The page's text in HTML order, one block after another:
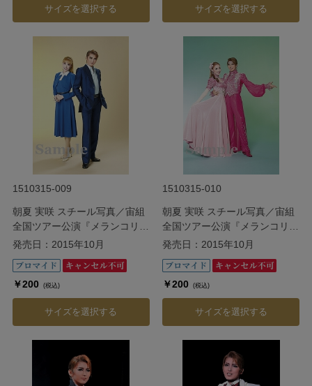
サイズを選択する サイズを選択する
1510315-009
朝夏 実咲 スチール写真／宙組
全国ツアー公演『メランコリッ
ク・ジゴロ』『シトラスの風
発売日：2015年10月
￥200 (税込)
サイズを選択する
1510315-010
朝夏 実咲 スチール写真／宙組
全国ツアー公演『メランコリッ
ク・ジゴロ』『シトラスの風
発売日：2015年10月
￥200 (税込)
サイズを選択する